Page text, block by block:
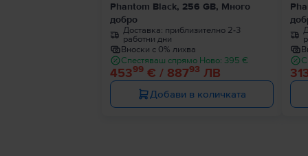
Phantom Black, 256 GB, Много
добро
Доставка: приблизително 2-3
работни дни
Вноски с 0% лихва
Спестяваш спрямо Ново: 395 €
45399€ / 88793 ЛВ
Добави в количката